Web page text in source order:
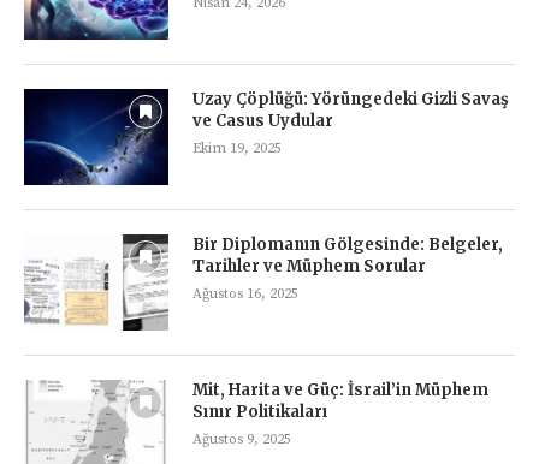
Uzay Çöplüğü: Yörüngedeki Gizli Savaş
ve Casus Uydular
Ekim 19, 2025
Bir Diplomanın Gölgesinde: Belgeler,
Tarihler ve Müphem Sorular
Ağustos 16, 2025
Mit, Harita ve Güç: İsrail’in Müphem
Sınır Politikaları
Ağustos 9, 2025